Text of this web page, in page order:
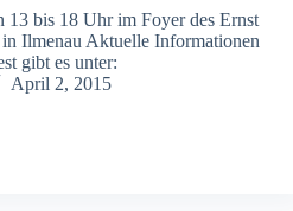
13 bis 18 Uhr im Foyer des Ernst
Ilmenau Aktuelle Informationen
gibt es unter:
April 2, 2015